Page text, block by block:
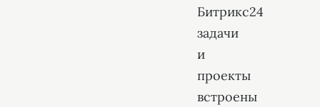
Битрикс24
задачи
и
проекты
встроены